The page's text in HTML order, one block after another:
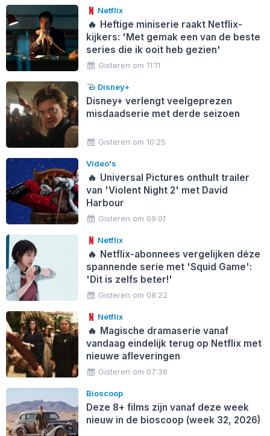
Netflix
🔥 Heftige miniserie raakt Netflix-
kijkers: 'Met gemak een van de beste
series die ik ooit heb gezien'
Gisteren om 11:11
Disney+
Disney+ verlengt veelgeprezen
misdaadserie met derde seizoen
Gisteren om 10:25
Video's
🔥 Universal Pictures onthult trailer
van 'Violent Night 2' met David
Harbour
Gisteren om 09:01
Netflix
🔥 Netflix-abonnees vergelijken déze
spannende serie met 'Squid Game':
'Dit is zelfs beter!'
Gisteren om 08:22
Netflix
🔥 Magische dramaserie vanaf
vandaag eindelijk terug op Netflix met
nieuwe afleveringen
Gisteren om 07:36
Bioscoop
Deze 8+ films zijn vanaf deze week
nieuw in de bioscoop (week 32, 2026)